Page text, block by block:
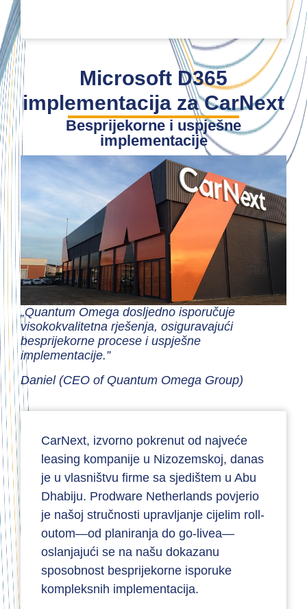
Microsoft D365
implementacija za CarNext
Besprijekorne i uspješne
implementacije
„Quantum Omega dosljedno isporučuje
visokokvalitetna rješenja, osiguravajući
besprijekorne procese i uspješne
implementacije.”
Daniel (CEO of Quantum Omega Group)
CarNext, izvorno pokrenut od najveće
leasing kompanije u Nizozemskoj, danas
je u vlasništvu firme sa sjedištem u Abu
Dhabiju. Prodware Netherlands povjerio
je našoj stručnosti upravljanje cijelim roll-
outom—od planiranja do go-livea—
oslanjajući se na našu dokazanu
sposobnost besprijekorne isporuke
kompleksnih implementacija.